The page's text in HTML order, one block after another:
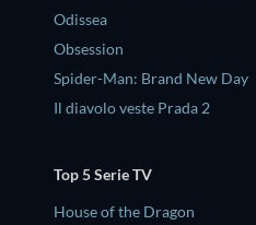
Odissea
Obsession
Spider-Man: Brand New Day
Il diavolo veste Prada 2
Top 5 Serie TV
House of the Dragon